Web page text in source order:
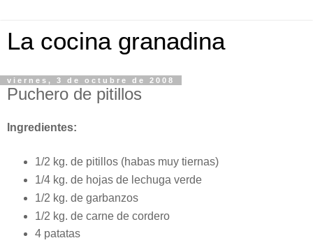
La cocina granadina
viernes, 3 de octubre de 2008
Puchero de pitillos
Ingredientes:
1/2 kg. de pitillos (habas muy tiernas)
1/4 kg. de hojas de lechuga verde
1/2 kg. de garbanzos
1/2 kg. de carne de cordero
4 patatas